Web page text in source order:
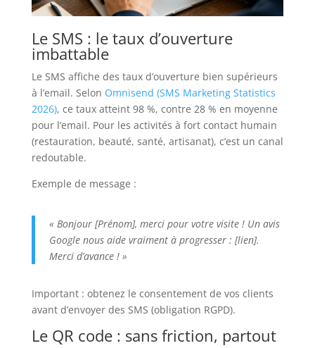
Le SMS : le taux d’ouverture
imbattable
Le SMS affiche des taux d’ouverture bien supérieurs
à l’email. Selon Omnisend (SMS Marketing Statistics
2026), ce taux atteint 98 %, contre 28 % en moyenne
pour l’email. Pour les activités à fort contact humain
(restauration, beauté, santé, artisanat), c’est un canal
redoutable.
Exemple de message :
« Bonjour [Prénom], merci pour votre visite ! Un avis
Google nous aide vraiment à progresser : [lien].
Merci d’avance ! »
Important : obtenez le consentement de vos clients
avant d’envoyer des SMS (obligation RGPD).
Le QR code : sans friction, partout